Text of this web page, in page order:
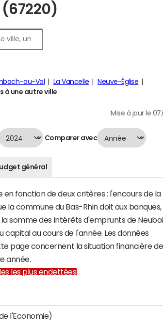
au-Val La Vancelle
Neuve-Église
à une autre ville
Mise à jour le 07/
Comparer avec
général
en fonction de deux critères : l'encours de la
la commune du Bas-Rhin doit aux
la somme des intérêts d'emprunts de
au cours de l'année. Les données
page concernent la situation financière de
année.
les plus endettées
l'Economie)